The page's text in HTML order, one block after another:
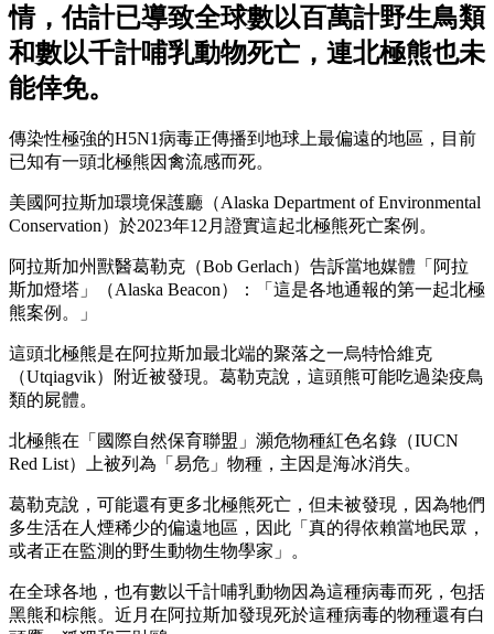
情，估計已導致全球數以百萬計野生鳥類
和數以千計哺乳動物死亡，連北極熊也未
能倖免。
傳染性極強的H5N1病毒正傳播到地球上最偏遠的地區，目前
已知有一頭北極熊因禽流感而死。
美國阿拉斯加環境保護廳（Alaska Department of Environmental
Conservation）於2023年12月證實這起北極熊死亡案例。
阿拉斯加州獸醫葛勒克（Bob Gerlach）告訴當地媒體「阿拉
斯加燈塔」（Alaska Beacon）：「這是各地通報的第一起北極
熊案例。」
這頭北極熊是在阿拉斯加最北端的聚落之一烏特恰維克
（Utqiagvik）附近被發現。葛勒克說，這頭熊可能吃過染疫鳥
類的屍體。
北極熊在「國際自然保育聯盟」瀕危物種紅色名錄（IUCN
Red List）上被列為「易危」物種，主因是海冰消失。
葛勒克說，可能還有更多北極熊死亡，但未被發現，因為牠們
多生活在人煙稀少的偏遠地區，因此「真的得依賴當地民眾，
或者正在監測的野生動物生物學家」。
在全球各地，也有數以千計哺乳動物因為這種病毒而死，包括
黑熊和棕熊。近月在阿拉斯加發現死於這種病毒的物種還有白